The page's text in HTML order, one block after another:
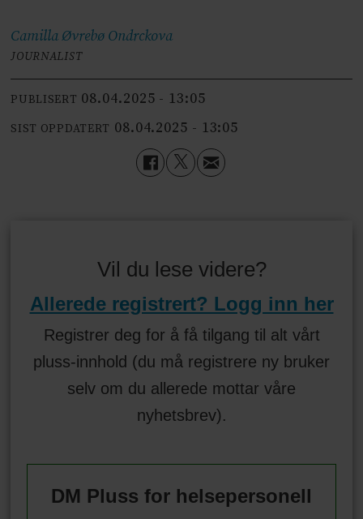
Camilla Øvrebø Ondrckova
JOURNALIST
PUBLISERT 08.04.2025 - 13:05
SIST OPPDATERT 08.04.2025 - 13:05
Vil du lese videre?
Allerede registrert? Logg inn her
Registrer deg for å få tilgang til alt vårt
pluss-innhold (du må registrere ny bruker
selv om du allerede mottar våre
nyhetsbrev).
DM Pluss for helsepersonell